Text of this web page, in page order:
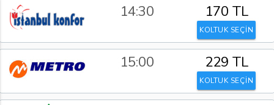
14:30 170 TL
KOLTUK SEÇİN
15:00 229 TL
KOLTUK SEÇİN